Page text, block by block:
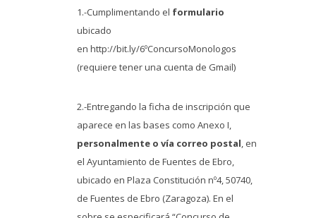
1.-Cumplimentando el formulario
ubicado
en http://bit.ly/6ºConcursoMonologos
(requiere tener una cuenta de Gmail)
2.-Entregando la ficha de inscripción que
aparece en las bases como Anexo I,
personalmente o vía correo postal, en
el Ayuntamiento de Fuentes de Ebro,
ubicado en Plaza Constitución nº4, 50740,
de Fuentes de Ebro (Zaragoza). En el